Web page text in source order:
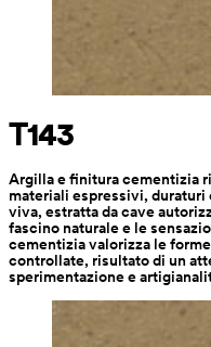
T143
Argilla e finitura cementizia
materiali espressivi, duraturi
viva, estratta da cave
fascino naturale e le
cementizia valorizza le
controllate, risultato di un
sperimentazione e